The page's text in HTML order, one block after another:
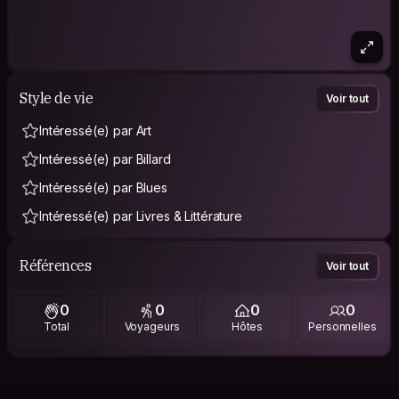
Style de vie Voir tout
Intéressé(e) par Art
Intéressé(e) par Billard
Intéressé(e) par Blues
Intéressé(e) par Livres & Littérature
Références Voir tout
0
Total
0
Voyageurs
0
Hôtes
0
Personnelles